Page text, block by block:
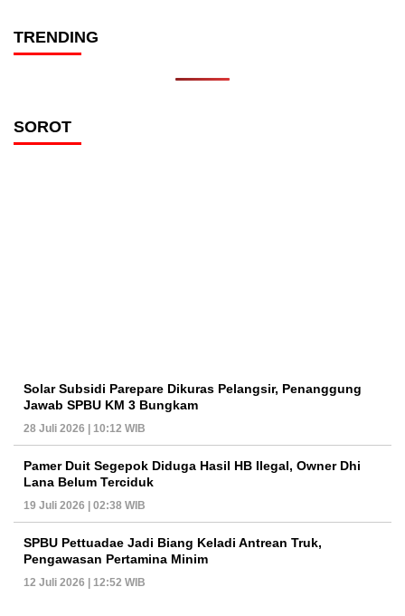
TRENDING
SOROT
Solar Subsidi Parepare Dikuras Pelangsir, Penanggung
Jawab SPBU KM 3 Bungkam
28 Juli 2026 | 10:12 WIB
Pamer Duit Segepok Diduga Hasil HB Ilegal, Owner Dhi
Lana Belum Terciduk
19 Juli 2026 | 02:38 WIB
SPBU Pettuadae Jadi Biang Keladi Antrean Truk,
Pengawasan Pertamina Minim
12 Juli 2026 | 12:52 WIB